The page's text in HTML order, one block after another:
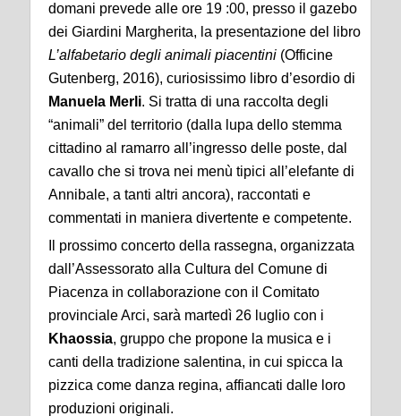
domani prevede alle ore 19 :00, presso il gazebo
dei Giardini Margherita, la presentazione del libro
L’alfabetario degli animali piacentini (Officine
Gutenberg, 2016), curiosissimo libro d’esordio di
Manuela Merli. Si tratta di una raccolta degli
“animali” del territorio (dalla lupa dello stemma
cittadino al ramarro all’ingresso delle poste, dal
cavallo che si trova nei menù tipici all’elefante di
Annibale, a tanti altri ancora), raccontati e
commentati in maniera divertente e competente.
Il prossimo concerto della rassegna, organizzata
dall’Assessorato alla Cultura del Comune di
Piacenza in collaborazione con il Comitato
provinciale Arci, sarà martedì 26 luglio con i
Khaossia, gruppo che propone la musica e i
canti della tradizione salentina, in cui spicca la
pizzica come danza regina, affiancati dalle loro
produzioni originali.